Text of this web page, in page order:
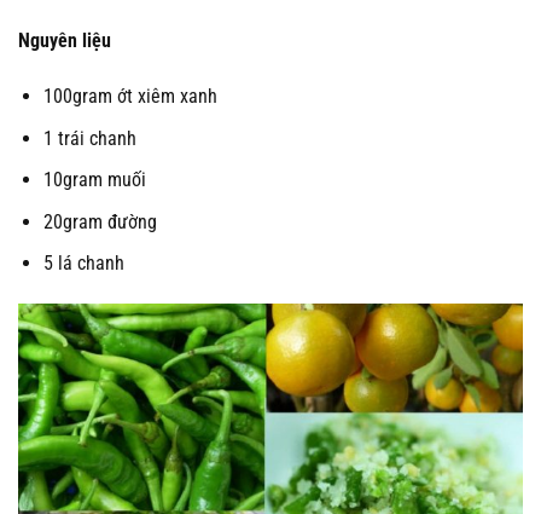
Nguyên liệu
100gram ớt xiêm xanh
1 trái chanh
10gram muối
20gram đường
5 lá chanh